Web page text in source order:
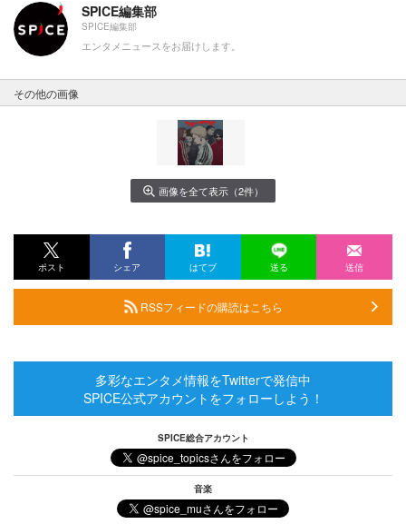
SPICE編集部
SPICE編集部
エンタメニュースをお届けします。
その他の画像
画像を全て表示（2件）
ポスト シェア はてブ 送る 送信
RSSフィードの購読はこちら
多彩なエンタメ情報をTwitterで発信中
SPICE公式アカウントをフォローしよう！
SPICE総合アカウント
音楽